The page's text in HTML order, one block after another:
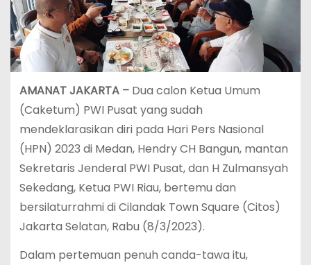
AMANAT JAKARTA – Dua calon Ketua Umum
(Caketum) PWI Pusat yang sudah
mendeklarasikan diri pada Hari Pers Nasional
(HPN) 2023 di Medan, Hendry CH Bangun, mantan
Sekretaris Jenderal PWI Pusat, dan H Zulmansyah
Sekedang, Ketua PWI Riau, bertemu dan
bersilaturrahmi di Cilandak Town Square (Citos)
Jakarta Selatan, Rabu (8/3/2023).
Dalam pertemuan penuh canda-tawa itu,